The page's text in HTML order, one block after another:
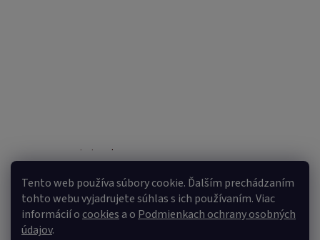
Tento web používa súbory cookie. Ďalším prechádzaním
tohto webu vyjadrujete súhlas s ich používaním. Viac
informácií ocookiesa o Podmienkach ochrany osobných
údajov.
Sledovať na Instagrame